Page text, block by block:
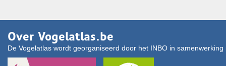
Over Vogelatlas.be
De Vogelatlas wordt georganiseerd door het INBO in